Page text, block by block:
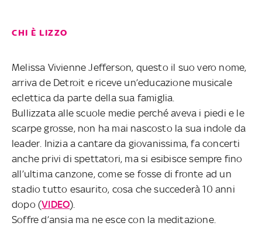
CHI È LIZZO
Melissa Vivienne Jefferson, questo il suo vero nome,
arriva de Detroit e riceve un’educazione musicale
eclettica da parte della sua famiglia.
Bullizzata alle scuole medie perché aveva i piedi e le
scarpe grosse, non ha mai nascosto la sua indole da
leader. Inizia a cantare da giovanissima, fa concerti
anche privi di spettatori, ma si esibisce sempre fino
all’ultima canzone, come se fosse di fronte ad un
stadio tutto esaurito, cosa che succederà 10 anni
dopo (VIDEO).
Soffre d’ansia ma ne esce con la meditazione.